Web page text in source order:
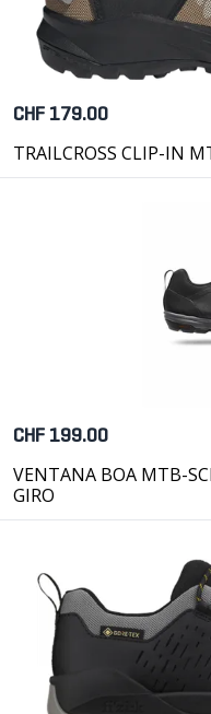
CHF 179.00
TRAILCROSS CLIP-IN
CHF 199.00
VENTANA BOA MTB-
GIRO